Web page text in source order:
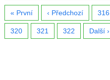
« První ‹ Předchozí 316
320 321 322 Další ›